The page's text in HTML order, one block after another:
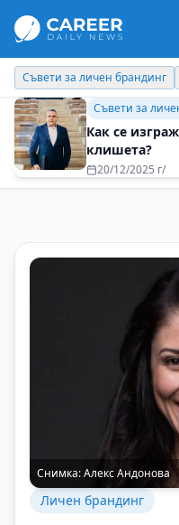
Кариерни съвети Новини
Кариерни
на
23/07/2025 г/
Снимка:Алекс Андонова
Личен брандинг